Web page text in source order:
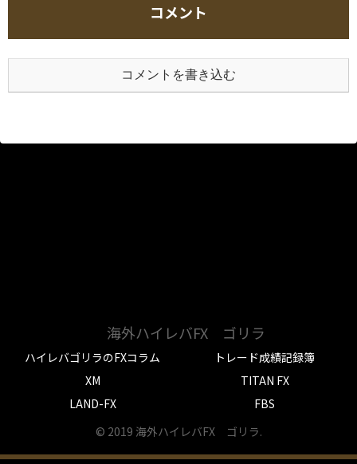
コメント
コメントを書き込む
海外ハイレバFX ゴリラ
ハイレバゴリラのFXコラム
トレード成績記録簿
XM
TITAN FX
LAND-FX
FBS
© 2019 海外ハイレバFX ゴリラ.